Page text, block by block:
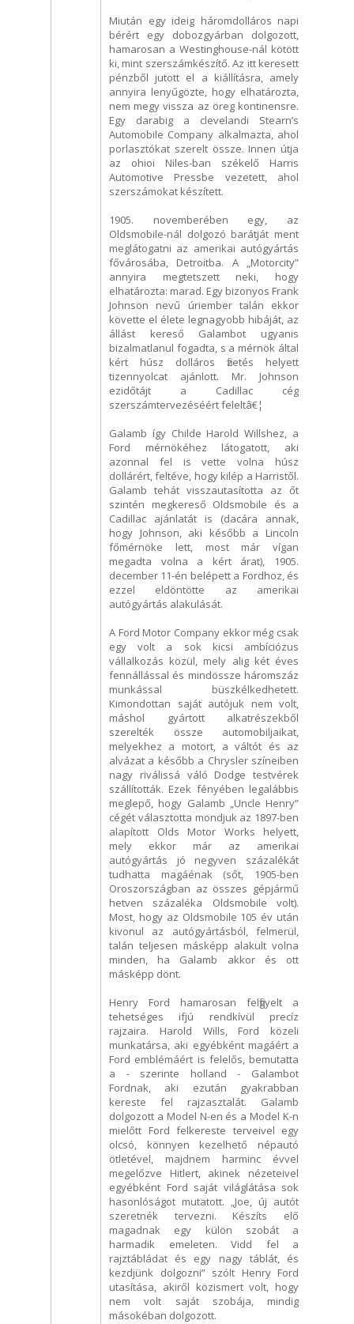
Miután egy ideig háromdolláros napi
bérért egy dobozgyárban dolgozott,
hamarosan a Westinghouse-nál kötött
ki, mint szerszámkészítő. Az itt keresett
pénzből jutott el a kiállításra, amely
annyira lenyűgözte, hogy elhatározta,
nem megy vissza az öreg kontinensre.
Egy darabig a clevelandi Stearn’s
Automobile Company alkalmazta, ahol
porlasztókat szerelt össze. Innen útja
az ohioi Niles-ban székelő Harris
Automotive Pressbe vezetett, ahol
szerszámokat készített.
1905. novemberében egy, az
Oldsmobile-nál dolgozó barátját ment
meglátogatni az amerikai autógyártás
fővárosába, Detroitba. A „Motorcity”
annyira megtetszett neki, hogy
elhatározta: marad. Egy bizonyos Frank
Johnson nevű úriember talán ekkor
követte el élete legnagyobb hibáját, az
állást kereső Galambot ugyanis
bizalmatlanul fogadta, s a mérnök által
kért húsz dolláros fizetés helyett
tizennyolcat ajánlott. Mr. Johnson
ezidőtájt a Cadillac cég
szerszámtervezéséért feleltâ€¦
Galamb így Childe Harold Willshez, a
Ford mérnökéhez látogatott, aki
azonnal fel is vette volna húsz
dollárért, feltéve, hogy kilép a Harristől.
Galamb tehát visszautasította az őt
szintén megkereső Oldsmobile és a
Cadillac ajánlatát is (dacára annak,
hogy Johnson, aki később a Lincoln
főmérnöke lett, most már vígan
megadta volna a kért árat), 1905.
december 11-én belépett a Fordhoz, és
ezzel eldöntötte az amerikai
autógyártás alakulását.
A Ford Motor Company ekkor még csak
egy volt a sok kicsi ambíciózus
vállalkozás közül, mely alig két éves
fennállással és mindössze háromszáz
munkással büszkélkedhetett.
Kimondottan saját autójuk nem volt,
máshol gyártott alkatrészekből
szerelték össze automobiljaikat,
melyekhez a motort, a váltót és az
alvázat a később a Chrysler színeiben
nagy riválissá váló Dodge testvérek
szállították. Ezek fényében legalábbis
meglepő, hogy Galamb „Uncle Henry”
cégét választotta mondjuk az 1897-ben
alapított Olds Motor Works helyett,
mely ekkor már az amerikai
autógyártás jó negyven százalékát
tudhatta magáénak (sőt, 1905-ben
Oroszországban az összes gépjármű
hetven százaléka Oldsmobile volt).
Most, hogy az Oldsmobile 105 év után
kivonul az autógyártásból, felmerül,
talán teljesen másképp alakult volna
minden, ha Galamb akkor és ott
másképp dönt.
Henry Ford hamarosan felfigyelt a
tehetséges ifjú rendkívül precíz
rajzaira. Harold Wills, Ford közeli
munkatársa, aki egyébként magáért a
Ford emblémáért is felelős, bemutatta
a - szerinte holland - Galambot
Fordnak, aki ezután gyakrabban
kereste fel rajzasztalát. Galamb
dolgozott a Model N-en és a Model K-n
mielőtt Ford felkereste terveivel egy
olcsó, könnyen kezelhető népautó
ötletével, majdnem harminc évvel
megelőzve Hitlert, akinek nézeteivel
egyébként Ford saját világlátása sok
hasonlóságot mutatott. „Joe, új autót
szeretnék tervezni. Készíts elő
magadnak egy külön szobát a
harmadik emeleten. Vidd fel a
rajztábládat és egy nagy táblát, és
kezdjünk dolgozni” szólt Henry Ford
utasítása, akiről közismert volt, hogy
nem volt saját szobája, mindig
másokéban dolgozott.